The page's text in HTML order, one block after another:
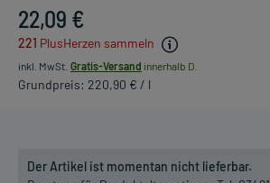
22,09 €
221 PlusHerzen sammeln
inkl. MwSt. Gratis-Versand innerhalb D.
Grundpreis: 220,90 € / l
Der Artikel ist momentan nicht lieferbar.